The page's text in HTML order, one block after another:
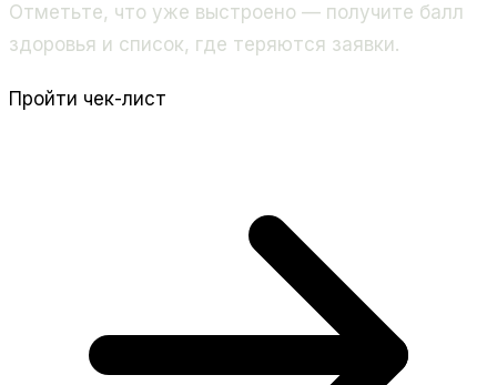
Отметьте, что уже выстроено — получите балл
здоровья и список, где теряются заявки.
Пройти чек-лист